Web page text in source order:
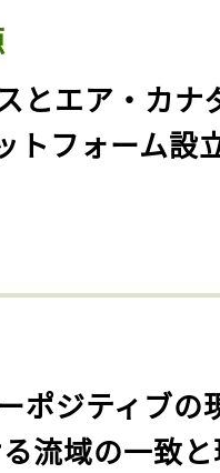
とエア・カナ
トフォーム設
ポジティブの
流域の一致